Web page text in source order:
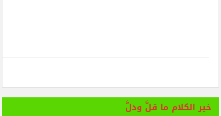
خير الكلام ما قلَّ ودلَّ